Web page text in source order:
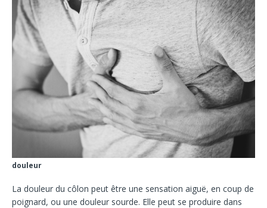
douleur
La douleur du côlon peut être une sensation aiguë, en coup de
poignard, ou une douleur sourde. Elle peut se produire dans